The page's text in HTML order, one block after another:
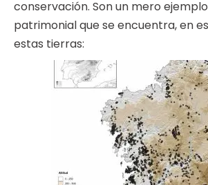
conservación. Son un mero
patrimonial que se encuentra, en
estas tierras: